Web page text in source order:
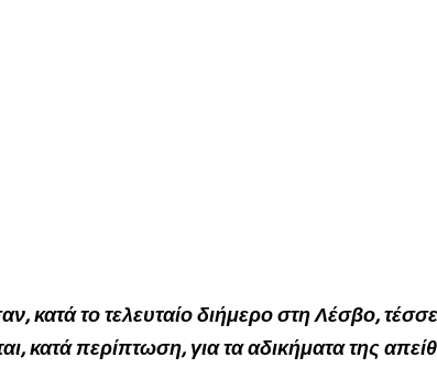
κατά το τελευταίο διήμερο στη Λέσβο,
κατά περίπτωση, για τα αδικήματα της